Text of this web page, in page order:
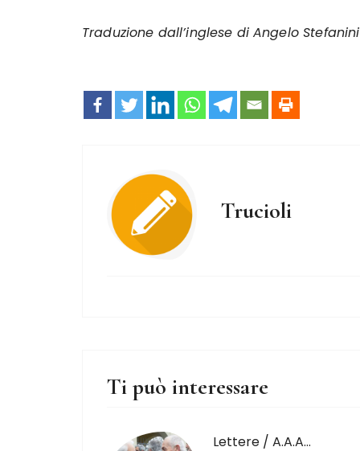
Traduzione dall’inglese di Angelo Stefanini
Trucioli
Ti può interessare
Lettere / A.A.A…